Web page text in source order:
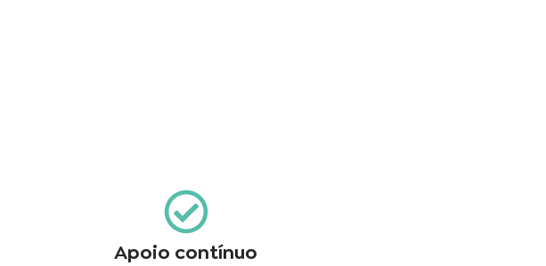
Apoio contínuo